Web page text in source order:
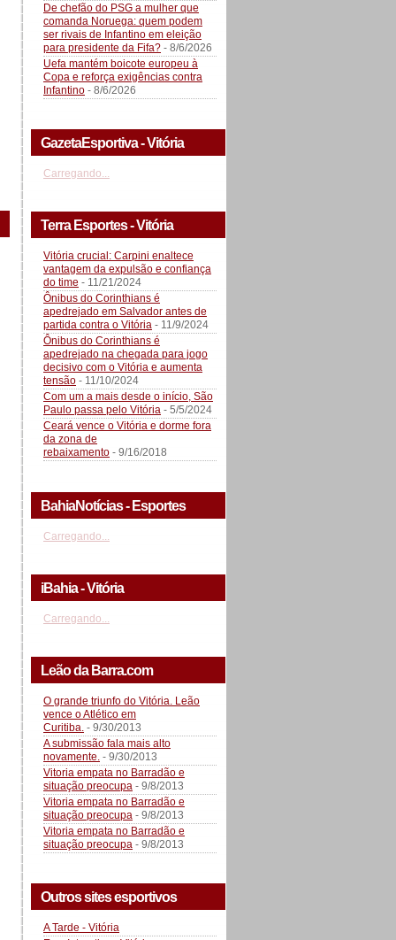
De chefão do PSG a mulher que
comanda Noruega: quem podem
ser rivais de Infantino em eleição
para presidente da Fifa? - 8/6/2026
Uefa mantém boicote europeu à
Copa e reforça exigências contra
Infantino - 8/6/2026
GazetaEsportiva - Vitória
Carregando...
Terra Esportes - Vitória
Vitória crucial: Carpini enaltece
vantagem da expulsão e confiança
do time - 11/21/2024
Ônibus do Corinthians é
apedrejado em Salvador antes de
partida contra o Vitória - 11/9/2024
Ônibus do Corinthians é
apedrejado na chegada para jogo
decisivo com o Vitória e aumenta
tensão - 11/10/2024
Com um a mais desde o início, São
Paulo passa pelo Vitória - 5/5/2024
Ceará vence o Vitória e dorme fora
da zona de
rebaixamento - 9/16/2018
BahiaNotícias - Esportes
Carregando...
iBahia - Vitória
Carregando...
Leão da Barra.com
O grande triunfo do Vitória. Leão
vence o Atlético em
Curitiba. - 9/30/2013
A submissão fala mais alto
novamente. - 9/30/2013
Vitoria empata no Barradão e
situação preocupa - 9/8/2013
Vitoria empata no Barradão e
situação preocupa - 9/8/2013
Vitoria empata no Barradão e
situação preocupa - 9/8/2013
Outros sites esportivos
A Tarde - Vitória